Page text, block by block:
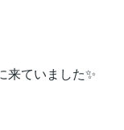
来ていました✨